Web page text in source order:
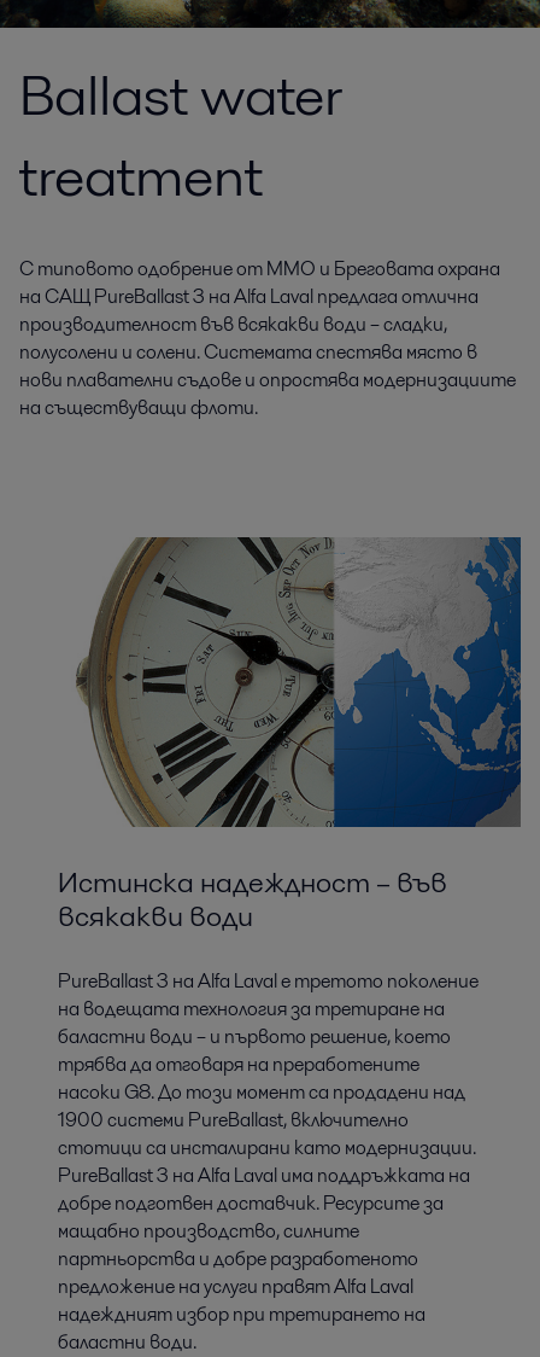
Ballast water
treatment
С типовото одобрение от ММО и Бреговата охрана
на САЩ PureBallast 3 на Alfa Laval предлага отлична
производителност във всякакви води – сладки,
полусолени и солени. Системата спестява място в
нови плавателни съдове и опростява модернизациите
на съществуващи флоти.
Истинска надеждност – във
всякакви води
PureBallast 3 на Alfa Laval е третото поколение
на водещата технология за третиране на
баластни води – и първото решение, което
трябва да отговаря на преработените
насоки G8. До този момент са продадени над
1900 системи PureBallast, включително
стотици са инсталирани като модернизации.
PureBallast 3 на Alfa Laval има поддръжката на
добре подготвен доставчик. Ресурсите за
мащабно производство, силните
партньорства и добре разработеното
предложение на услуги правят Alfa Laval
надеждният избор при третирането на
баластни води.